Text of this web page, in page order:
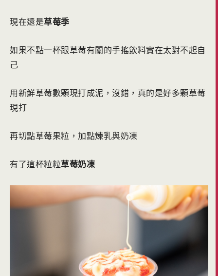
現在還是草莓季
如果不點一杯跟草莓有關的手搖飲料實在太對不起自
己
用新鮮草莓數顆現打成泥，沒錯，真的是好多顆草莓
現打
再切點草莓果粒，加點煉乳與奶凍
有了這杯粒粒草莓奶凍